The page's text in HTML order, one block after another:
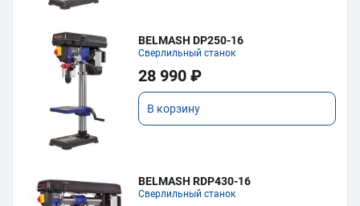
BELMASH DP250-16
Сверлильный станок
28 990 ₽
В корзину
BELMASH RDP430-16
Сверлильный станок